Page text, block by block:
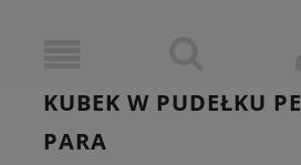
KUBEK W PUDEŁKU
PARA